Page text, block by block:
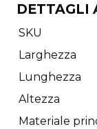
DETTAGLI
SKU
Larghezza
Lunghezza
Altezza
Materiale